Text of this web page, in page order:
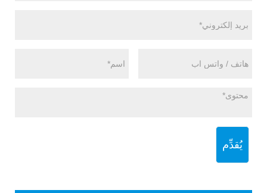
يُقدِّم